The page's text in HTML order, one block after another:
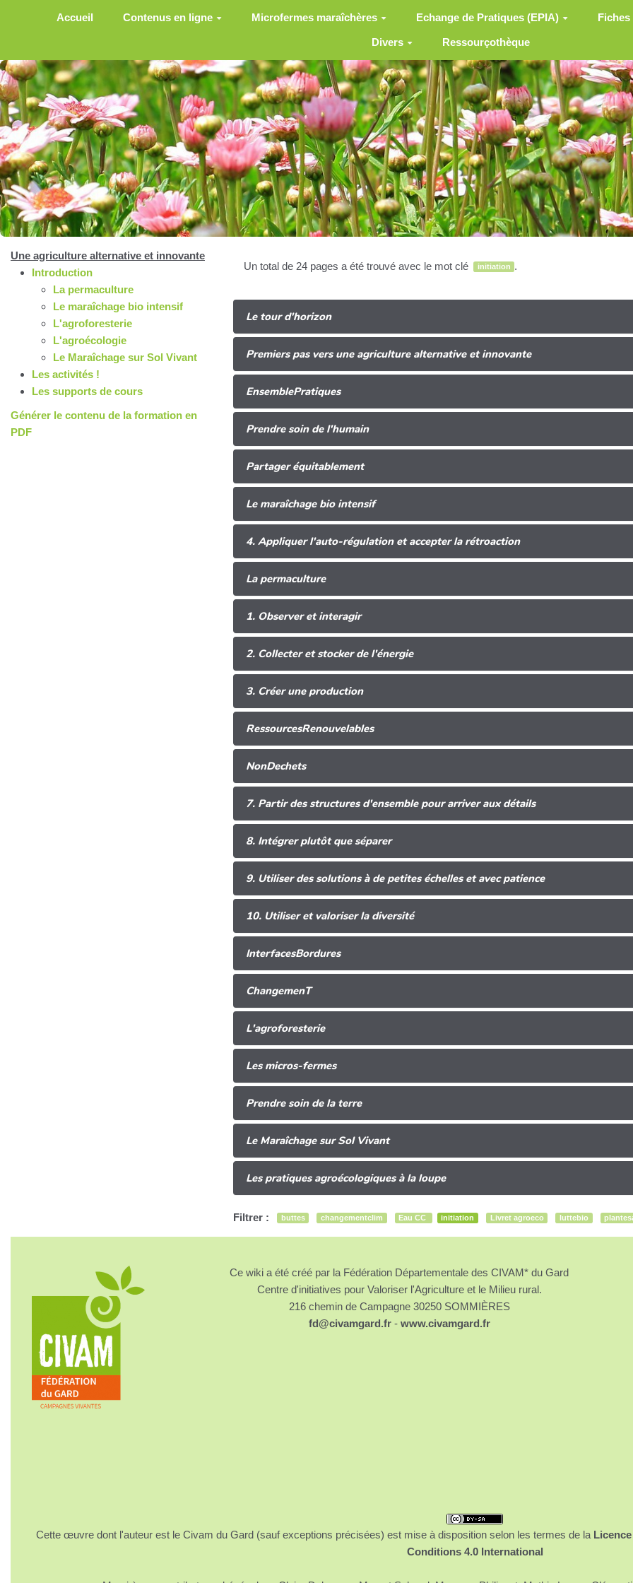
Aller au contenu principal
Accueil Contenus en ligne Microfermes maraîchères Echange de Pratiques (EPIA)
Divers Ressourçothèque
Une agriculture alternative et innovante
Introduction
La permaculture
Le maraîchage bio intensif
L'agroforesterie
L'agroécologie
Le Maraîchage sur Sol Vivant
Les activités !
Les supports de cours
Générer le contenu de la formation en
PDF
Un total de 24 pages a été trouvé avec le mot clé initiation .
Le tour d'horizon
Premiers pas vers une agriculture alternative et innovante
EnsemblePratiques
Prendre soin de l'humain
Partager équitablement
Le maraîchage bio intensif
4. Appliquer l'auto-régulation et accepter la rétroaction
La permaculture
1. Observer et interagir
2. Collecter et stocker de l'énergie
3. Créer une production
RessourcesRenouvelables
NonDechets
7. Partir des structures d'ensemble pour arriver aux détails
8. Intégrer plutôt que séparer
9. Utiliser des solutions à de petites échelles et avec patience
10. Utiliser et valoriser la diversité
InterfacesBordures
ChangemenT
L'agroforesterie
Les micros-fermes
Prendre soin de la terre
Le Maraîchage sur Sol Vivant
Les pratiques agroécologiques à la loupe
Filtrer : buttes changementclim Eau CC initiation Livret agroeco luttebio
Ce wiki a été créé par la Fédération Départementale des CIVAM* du Gard
Centre d'initiatives pour Valoriser l'Agriculture et le Milieu rural.
216 chemin de Campagne 30250 SOMMIÈRES
fd@civamgard.fr- www.civamgard.fr
Cette œuvre dont l'auteur est le Civam du Gard (sauf exceptions précisées) est mise à disposition selon les termes de la
Conditions 4.0 International